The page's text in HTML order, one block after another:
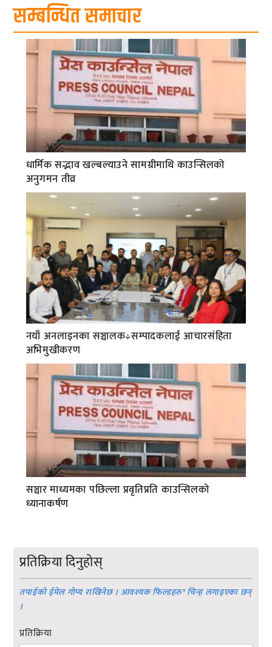
सम्बन्धित समाचार
धार्मिक सद्भाव खल्बल्याउने सामग्रीमाथि काउन्सिलको
अनुगमन तीव्र
नयाँ अनलाइनका सञ्चालक÷सम्पादकलाई आचारसंहिता
अभिमुखीकरण
सञ्चार माध्यमका पछिल्ला प्रवृतिप्रति काउन्सिलको
ध्यानाकर्षण
प्रतिक्रिया दिनुहोस्
तपाईको ईमेल गोप्य राखिनेछ । आवश्यक फिल्डहरु*चिन्ह लगाइएका छन्
।
प्रतिक्रिया